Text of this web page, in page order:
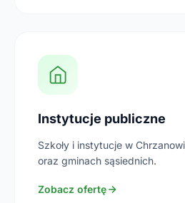
Instytucje publiczne
Szkoły i instytucje w
oraz gminach sąsiednich.
Zobacz ofertę